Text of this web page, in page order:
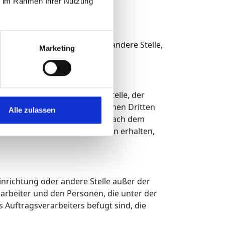
Marketing
Alle zulassen
werden.
Behörde, Einrichtung oder andere Stelle,
Einrichtung oder andere Stelle, der
ob es sich bei ihr um einen Dritten
Untersuchungsauftrags nach dem
personenbezogene Daten erhalten,
oder andere Stelle außer der
und den Personen, die unter der
befugt sind, die